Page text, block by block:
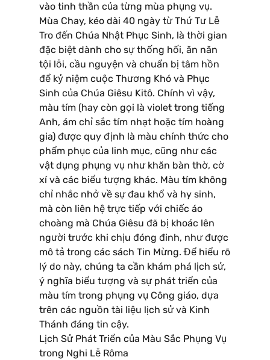
vào tinh thần của từng mùa phụng vụ.
Mùa Chay, kéo dài 40 ngày từ Thứ Tư Lễ
Tro đến Chúa Nhật Phục Sinh, là thời gian
đặc biệt dành cho sự thống hối, ăn năn
tội lỗi, cầu nguyện và chuẩn bị tâm hồn
để kỷ niệm cuộc Thương Khó và Phục
Sinh của Chúa Giêsu Kitô. Chính vì vậy,
màu tím (hay còn gọi là violet trong tiếng
Anh, ám chỉ sắc tím nhạt hoặc tím hoàng
gia) được quy định là màu chính thức cho
phẩm phục của linh mục, cũng như các
vật dụng phụng vụ như khăn bàn thờ, cờ
xí và các biểu tượng khác. Màu tím không
chỉ nhắc nhở về sự đau khổ và hy sinh,
mà còn liên hệ trực tiếp với chiếc áo
choàng mà Chúa Giêsu đã bị khoác lên
người trước khi chịu đóng đinh, như được
mô tả trong các sách Tin Mừng. Để hiểu rõ
lý do này, chúng ta cần khám phá lịch sử,
ý nghĩa biểu tượng và sự phát triển của
màu tím trong phụng vụ Công giáo, dựa
trên các nguồn tài liệu lịch sử và Kinh
Thánh đáng tin cậy.
Lịch Sử Phát Triển của Màu Sắc Phụng Vụ
trong Nghi Lễ Rôma